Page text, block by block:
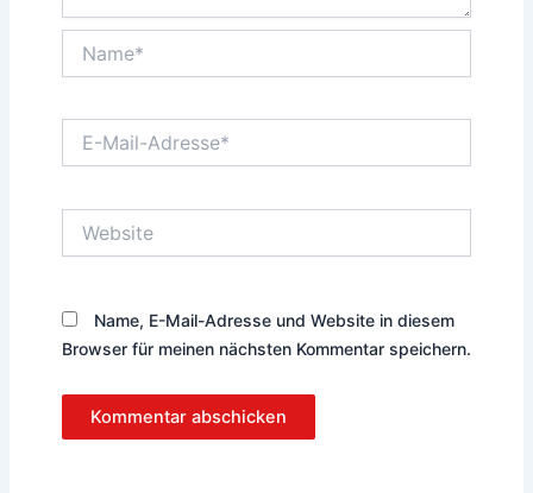
Mail-
Name, E-Mail-Adresse und Website in diesem
Browser für meinen nächsten Kommentar speichern.